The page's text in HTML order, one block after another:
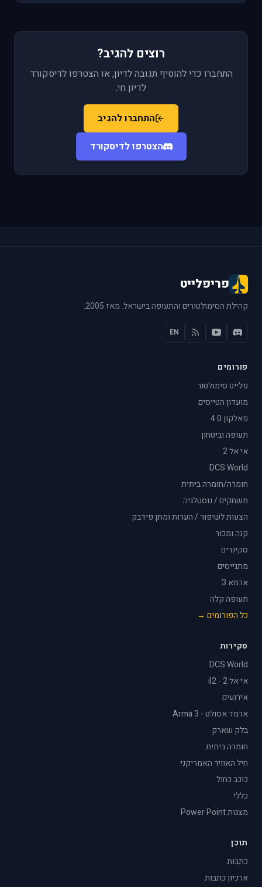
רוצים להגיב?
התחברו כדי להוסיף תגובה לדיון, או הצטרפו לדיסקורד
לדיון חי.
התחברו להגיב
הצטרפו לדיסקורד
פריפלייט
קהילת הסימולטורים והתעופה בישראל. מאז 2005.
EN
פורומים
פלייט סימולטור
מועדון הטייסים
פאלקון 4.0
תעופה וביטחון
אי אל 2
DCS World
חומרה/חומרה ביתית
משחקים / נוסטלגיה
הצעות לשיפור / הערות ומתן פידבק
קנה ומכור
סקינרים
מתגייסים
ארמא 3
תעופה קלה
כל הפורומים →
סקירות
DCS World
אי אל 2 - il2
אירועים
ארמד אסולט - Arma 3
בלק שארק
חומרה ביתית
חיל האוויר האמריקני
כוכב כחול
כללי
מצגות Power Point
תוכן
כתבות
ארכיון כתבות